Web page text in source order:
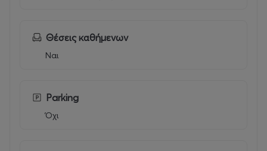
Θέσεις καθήμενων
Ναι
Parking
Όχι